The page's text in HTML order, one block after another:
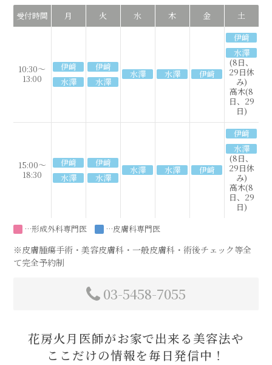
受付時間 月 火 水 木 金 土
10:30～
13:00
伊﨑
水澤
伊﨑
水澤
水澤 水澤 伊﨑
伊﨑
水澤
(8日、
29日休
み)
高木(8
日、29
日)
15:00～
18:30
伊﨑
水澤
伊﨑
水澤
水澤 水澤 伊﨑
伊﨑
水澤
(8日、
29日休
み)
高木(8
日、29
日)
…形成外科専門医
…皮膚科専門医
※皮膚腫瘍手術・美容皮膚科・一般皮膚科・術後チェック等全
て完全予約制
03-5458-7055
花房火月医師がお家で出来る美容法や
ここだけの情報を毎日発信中！